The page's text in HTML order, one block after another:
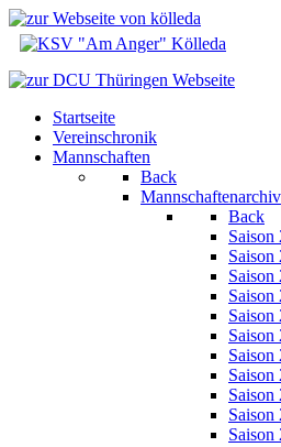
Startseite
Vereinschronik
Mannschaften
Back
Mannschaftenarchiv
Back
Saison
Saison
Saison
Saison
Saison
Saison
Saison
Saison
Saison
Saison
Saison